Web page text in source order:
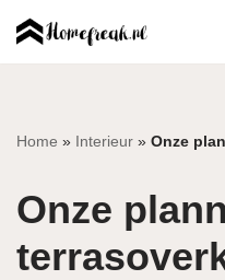
inhoud
Home » Interieur » Onze
Onze